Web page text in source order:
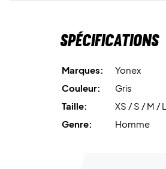
Spécifications
Marques:
Yonex
Couleur:
Gris
Taille:
XS / S / M /
Genre:
Homme